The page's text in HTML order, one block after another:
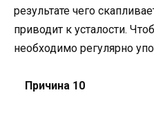
результате чего
приводит к усталости.
необходимо регулярно
Причина 10